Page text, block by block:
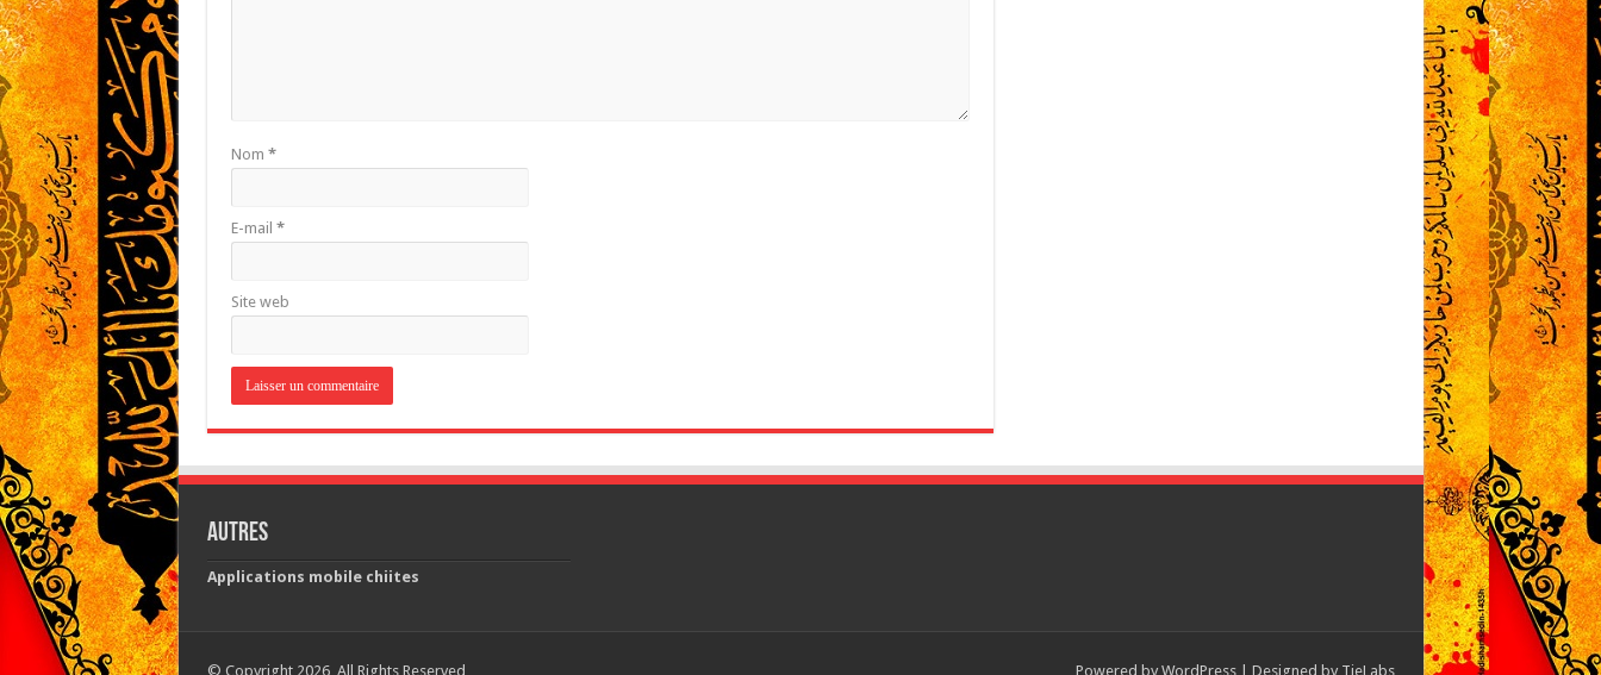
Nom *
E-mail *
Site web
Autres
Applications mobile chiites
Powered by WordPress| Designed by TieLabs
© Copyright 2026, All Rights Reserved